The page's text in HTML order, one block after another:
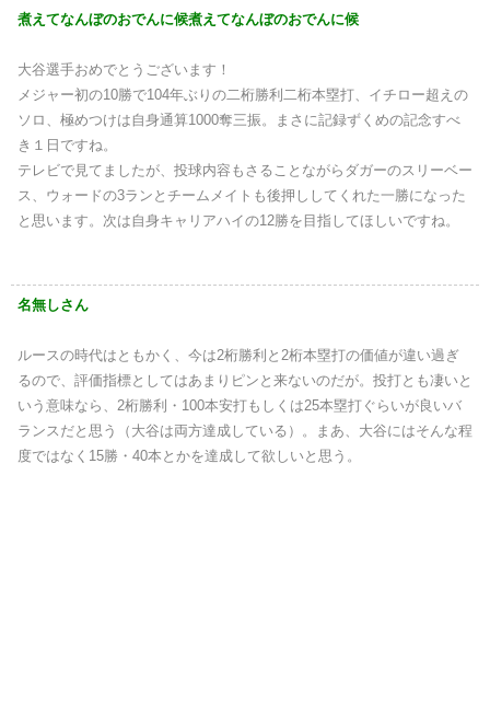
煮えてなんぼのおでんに候煮えてなんぼのおでんに候
大谷選手おめでとうございます！
メジャー初の10勝で104年ぶりの二桁勝利二桁本塁打、イチロー超えの
ソロ、極めつけは自身通算1000奪三振。まさに記録ずくめの記念すべ
き１日ですね。
テレビで見てましたが、投球内容もさることながらダガーのスリーベー
ス、ウォードの3ランとチームメイトも後押ししてくれた一勝になった
と思います。次は自身キャリアハイの12勝を目指してほしいですね。
名無しさん
ルースの時代はともかく、今は2桁勝利と2桁本塁打の価値が違い過ぎ
るので、評価指標としてはあまりピンと来ないのだが。投打とも凄いと
いう意味なら、2桁勝利・100本安打もしくは25本塁打ぐらいが良いバ
ランスだと思う（大谷は両方達成している）。まあ、大谷にはそんな程
度ではなく15勝・40本とかを達成して欲しいと思う。